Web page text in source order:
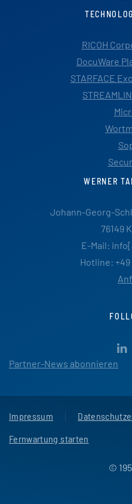
RICOH
DocuWare
STARFACE
WERNER
Johann-Georg-
76149
E-Mail:
Hotline: +49
Partner-News abonnieren
Impressum
Fernwartung starten
©